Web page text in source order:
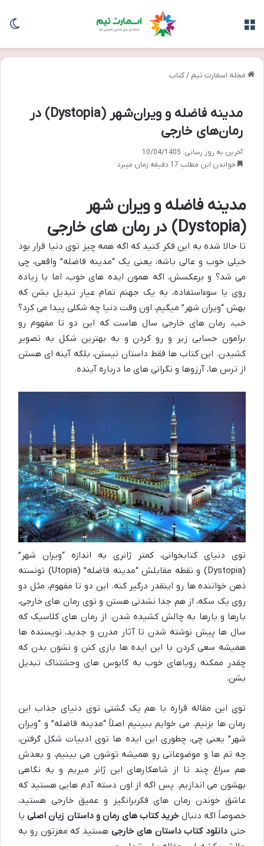
مجله اسمارت تیم /کتاب
مدینه فاضله و ویران‌شهر (Dystopia) در
رمان‌های خارجی
آخرین به روز رسانی: 10/04/1405
خواندن این مطلب 17 دقیقه زمان میبرد
مدینه فاضله و ویران شهر
(Dystopia) در رمان های خارجی
تا حالا شده به این فکر کنید که اگه همه چیز توی دنیا قرار بود
خیلی خوب و عالی باشه، یعنی یک “مدینه فاضله” واقعی، چی
می شد؟ و برعکسش، اگه همون ایده های خوب، اما با زیاده
روی یا سوءاستفاده، به یک جهنم تمام عیار تبدیل بشن که
بهش “ویران شهر” میگیم، اون وقت دنیا چه شکلی پیدا می کرد؟
خب، رمان های خارجی سال هاست که این دو تا مفهوم رو
برامون حسابی زیر و رو کردن و به بهترین شکل به تصویر
کشیدن. این کتاب ها فقط داستان نیستن، بلکه آینه ای هستن
از ترس ها، آرزوها و نگرانی های ما درباره آینده.
توی دنیای کتابخوانی، کمتر ژانری به اندازه “ویران شهر”
(Dystopia) و نقطه مقابلش “مدینه فاضله” (Utopia) تونسته
ذهن خواننده ها رو اینقدر درگیر کنه. این دو تا مفهوم، مثل دو
روی یک سکه، از هم جدا نشدنی هستن و توی رمان های خارجی،
بارها و بارها به چالش کشیده شدن. از رمان های کلاسیک که
سال ها پیش نوشته شدن تا آثار مدرن و جدید، نویسنده ها
همیشه سعی کردن با این ایده ها بازی کنن و نشون بدن که
چقدر ممکنه رویاهای خوب به کابوس های وحشتناک تبدیل
بشن.
توی این مقاله قراره با هم یک گشتی توی دنیای جذاب این
رمان ها بزنیم. می خوایم ببینیم اصلاً “مدینه فاضله” و “ویران
شهر” یعنی چی، چطوری این ایده ها توی ادبیات شکل گرفتن،
چه تم ها و موضوعاتی رو همیشه توشون می بینیم، و بعدش
هم سراغ چند تا از شاهکارهای این ژانر میریم و یه نگاهی
بهشون می اندازیم. پس اگه از اون دسته آدم هایی هستید که
عاشق خوندن رمان های فکربرانگیز و عمیق خارجی هستید،
خصوصاً اگه دنبال خرید کتاب های رمان و داستان زبان اصلییا
حتی دانلود کتاب داستان های خارجی هستید که مغزتون رو به